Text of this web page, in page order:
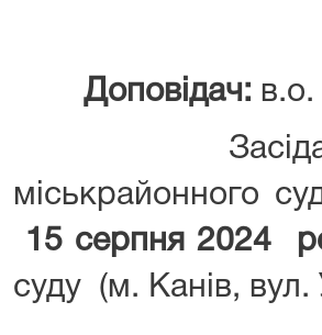
Доповідач: в.о.
Засідання
міськрайонного
15 серпня 2024
суду (м. Канів, вул.